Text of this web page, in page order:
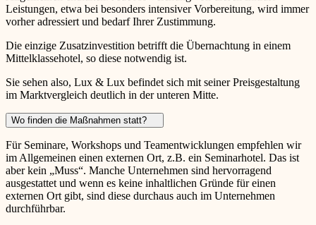
Leistungen, etwa bei besonders intensiver Vorbereitung, wird immer
vorher adressiert und bedarf Ihrer Zustimmung.
Die einzige Zusatzinvestition betrifft die Übernachtung in einem
Mittelklassehotel, so diese notwendig ist.
Sie sehen also, Lux & Lux befindet sich mit seiner Preisgestaltung
im Marktvergleich deutlich in der unteren Mitte.
Wo finden die Maßnahmen statt?
Für Seminare, Workshops und Teamentwicklungen empfehlen wir
im Allgemeinen einen externen Ort, z.B. ein Seminarhotel. Das ist
aber kein „Muss“. Manche Unternehmen sind hervorragend
ausgestattet und wenn es keine inhaltlichen Gründe für einen
externen Ort gibt, sind diese durchaus auch im Unternehmen
durchführbar.